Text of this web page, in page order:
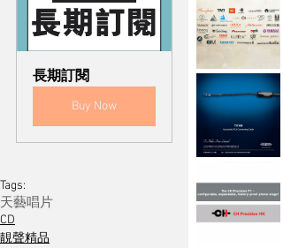
長期訂閱
Buy Now
Tags:
天藝唱片
CD
靚聲精品